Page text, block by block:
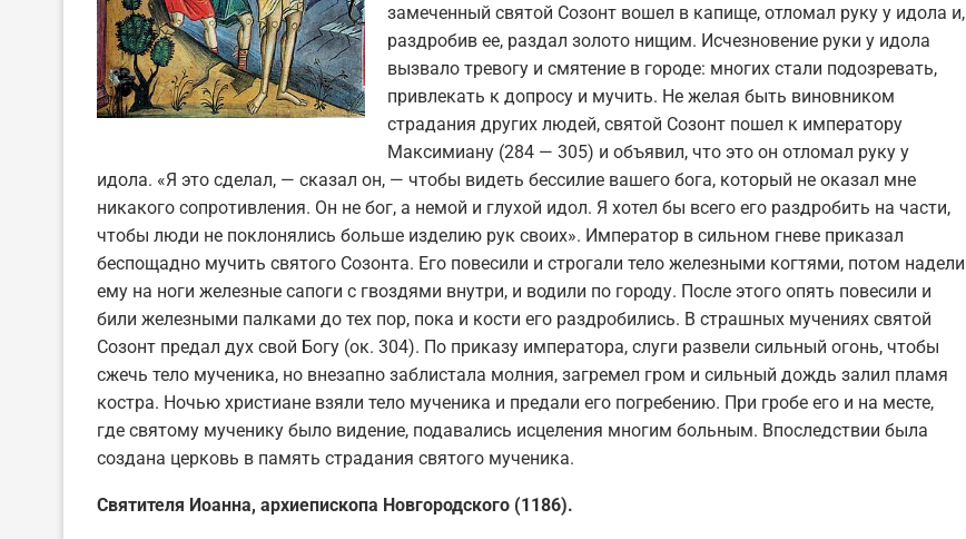
замеченный святой Созонт вошел в капище, отломал руку у идола и,
раздробив ее, раздал золото нищим. Исчезновение руки у идола
вызвало тревогу и смятение в городе: многих стали подозревать,
привлекать к допросу и мучить. Не желая быть виновником
страдания других людей, святой Созонт пошел к императору
Максимиану (284 — 305) и объявил, что это он отломал руку у
идола. «Я это сделал, — сказал он, — чтобы видеть бессилие вашего бога, который не оказал мне
никакого сопротивления. Он не бог, а немой и глухой идол. Я хотел бы всего его раздробить на части,
чтобы люди не поклонялись больше изделию рук своих». Император в сильном гневе приказал
беспощадно мучить святого Созонта. Его повесили и строгали тело железными когтями, потом надели
ему на ноги железные сапоги с гвоздями внутри, и водили по городу. После этого опять повесили и
били железными палками до тех пор, пока и кости его раздробились. В страшных мучениях святой
Созонт предал дух свой Богу (ок. 304). По приказу императора, слуги развели сильный огонь, чтобы
сжечь тело мученика, но внезапно заблистала молния, загремел гром и сильный дождь залил пламя
костра. Ночью христиане взяли тело мученика и предали его погребению. При гробе его и на месте,
где святому мученику было видение, подавались исцеления многим больным. Впоследствии была
создана церковь в память страдания святого мученика.
Святителя Иоанна, архиепископа Новгородского (1186).